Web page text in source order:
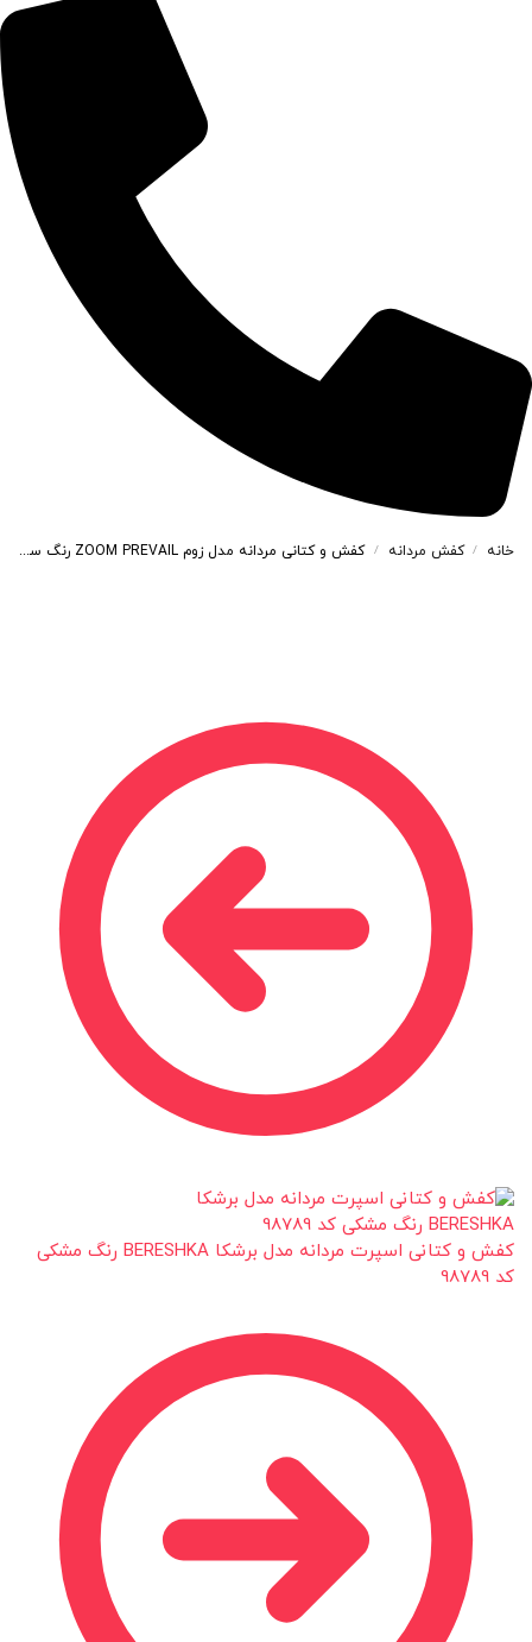
خانه / کفش مردانه / کفش و کتانی مردانه مدل زوم ZOOM PREVAIL رنگ سفید کد 41153
کفش و کتانی اسپرت مردانه مدل برشکا BERESHKA رنگ مشکی
کد 98789